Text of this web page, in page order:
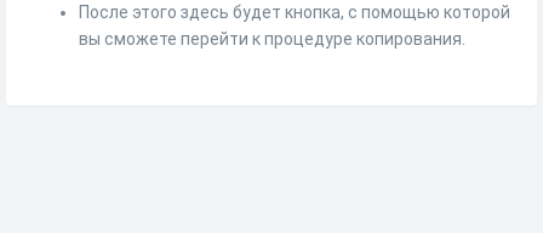
После этого здесь будет кнопка, с помощью которой
вы сможете перейти к процедуре копирования.